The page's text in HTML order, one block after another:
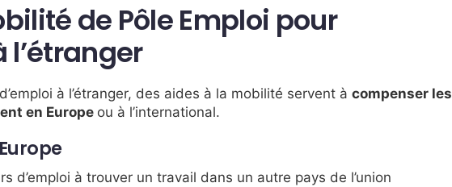
de Pôle Emploi pour
à l’étranger, des aides à la mobilité servent àcompenser les
en Europe ou à l’international.
d’emploi à trouver un travail dans un autre pays de l’union